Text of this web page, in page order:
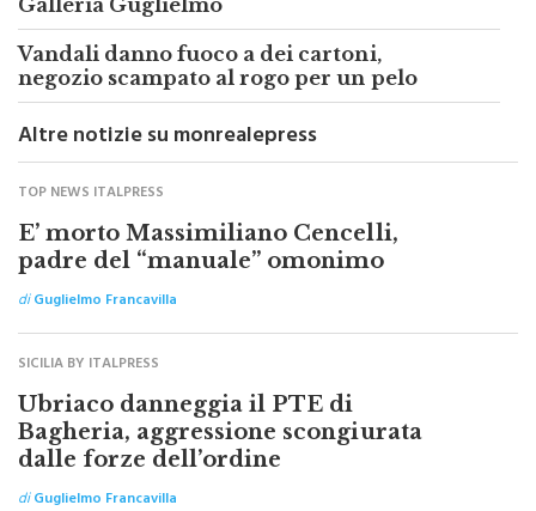
Vandali danno fuoco a dei cartoni,
negozio scampato al rogo per un pelo
Altre notizie su monrealepress
TOP NEWS ITALPRESS
E’ morto Massimiliano Cencelli,
padre del “manuale” omonimo
diGuglielmo Francavilla
SICILIA BY ITALPRESS
Ubriaco danneggia il PTE di
Bagheria, aggressione scongiurata
dalle forze dell’ordine
diGuglielmo Francavilla